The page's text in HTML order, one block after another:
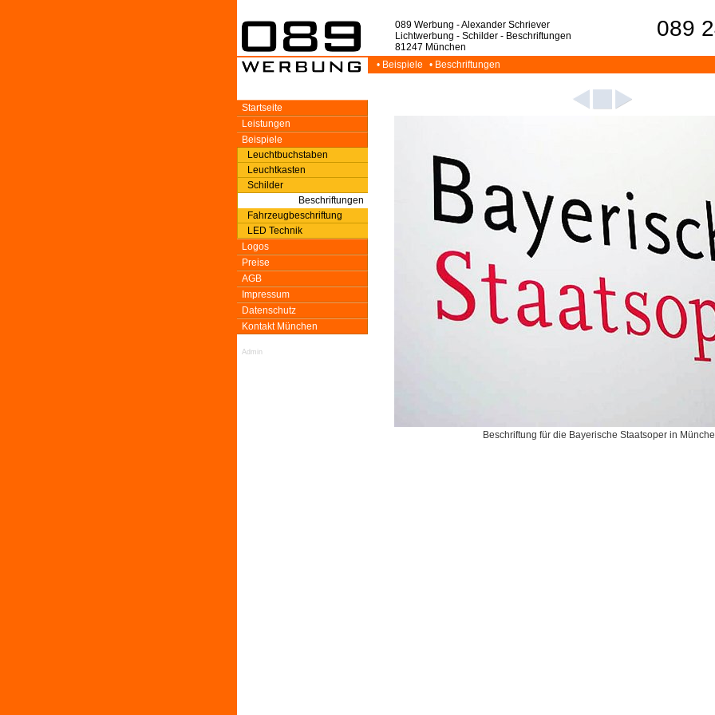
• Beispiele • Beschriftungen
Startseite
Leistungen
Beispiele
Leuchtbuchstaben
Leuchtkasten
Schilder
Beschriftungen
Fahrzeugbeschriftung
LED Technik
Logos
Preise
AGB
Impressum
Datenschutz
Kontakt München
Admin
089 Werbung - Alexander Schriever
Lichtwerbung - Schilder - Beschriftungen
81247 München
089
Beschriftung für die Bayerische Staatsoper in